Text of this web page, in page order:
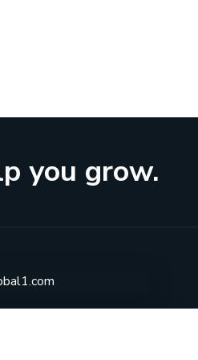
you grow.